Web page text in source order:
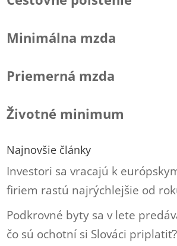
Minimálna mzda
Priemerná mzda
Životné minimum
Najnovšie články
Investori sa vracajú k
firiem rastú najrýchlejšie od
Podkrovné byty sa v lete
čo sú ochotní si Slováci priplatiť?